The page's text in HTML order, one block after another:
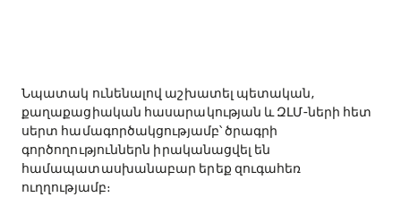
Նպատակ ունենալով աշխատել պետական,
քաղաքացիական հասարակության և ԶԼՄ-ների հետ
սերտ համագործակցությամբ՝ ծրագրի
գործողություններն իրականացվել են
համապատասխանաբար երեք զուգահեռ
ուղղությամբ։